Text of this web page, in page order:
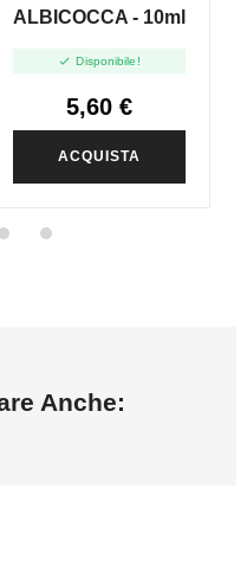
ALBICOCCA - 10ml
 Disponibile!
5,60 €
ACQUISTA
Anche: